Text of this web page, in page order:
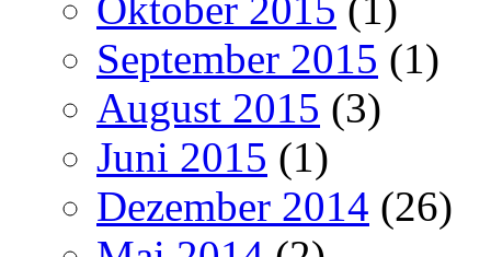
September 2015 (1)
August 2015 (3)
Juni 2015 (1)
Dezember 2014 (26)